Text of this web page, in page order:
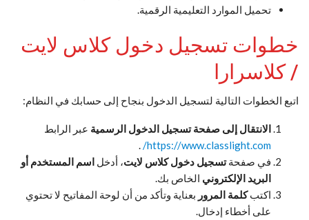
تحميل الموارد التعليمية الرقمية.
خطوات تسجيل دخول كلاس لايت
/ كلاسرارا
اتبع الخطوات التالية لتسجيل الدخول بنجاح إلى حسابك في النظام:
الانتقال إلى صفحة تسجيل الدخول الرسمية عبر الرابط
https://www.classlight.com/
.
في صفحةتسجيل دخول كلاس لايت، أدخل اسم المستخدم أو
البريد الإلكتروني الخاص بك.
اكتبكلمة المرور بعناية وتأكد من أن لوحة المفاتيح لا تحتوي
على أخطاء إدخال.